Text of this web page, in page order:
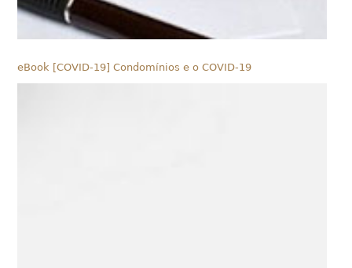
eBook [COVID-19] Condomínios e o COVID-19